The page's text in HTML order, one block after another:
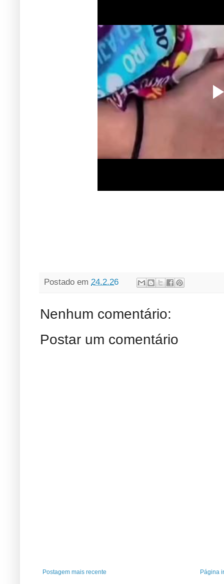
Postado em 24.2.26
Nenhum comentário:
Postar um comentário
Postagem mais recente Página